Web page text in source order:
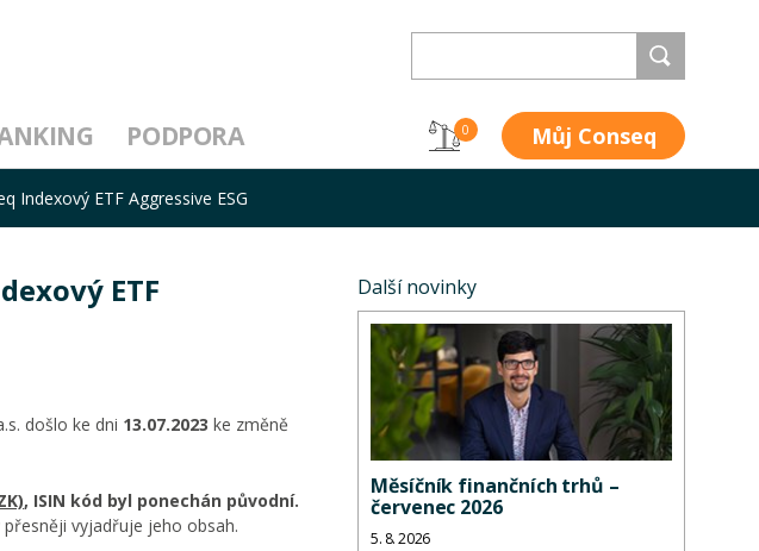
PODPORA 0 Můj Conseq
Indexový ETF Aggressive ESG
ETF
došlo ke dni 13.07.2023 ke změně
, ISIN kód byl ponechán původní.
vyjadřuje jeho obsah.
Další novinky
Měsíčník finančních trhů –
červenec 2026
5. 8. 2026